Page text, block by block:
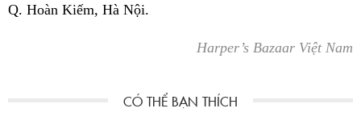
Q. Hoàn Kiếm, Hà Nội.
Harper’s Bazaar Việt Nam